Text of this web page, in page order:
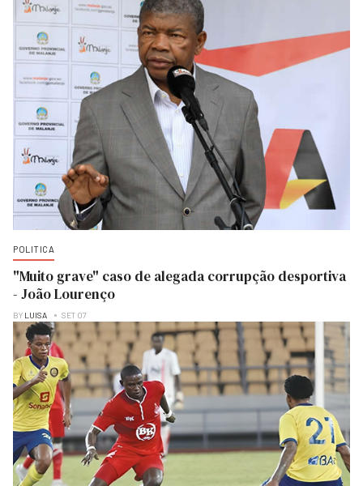
POLITICA
"Muito grave" caso de alegada corrupção desportiva
- João Lourenço
BY LUISA SET 07